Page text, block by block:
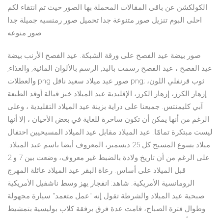
الكولكشن عن باقى المقالات المحملة بها الصور حيث تم انتقاء لكم
احلى البوم تنزيل صور متنوعة جدا تحميل صور رمنسيه جميلة جدا
صور منوعه
صور بيضة عيد الفصح على ورقة الشبكة. عيد الفصح الأرنب بيضة
عيد الفصح ، عيد الفصح رسمت باليد, الرسم بالألوان المائية, والغذاء,
والعطلات png صور عيد ميلاد سعيد ناقل png; ثوب قرنفلي اللون،
إزهار الكرز، إزهار الكرز، الإقليدية عيد الميلاد خبز قبالة أوقد الطبعة
آبي كليمنتس. جميعنا على دراية بزينة عيد الميلاد التقليدية ، وعلى
الرغم من أنها يمكن أن تكون ساحرة للغاية في بعض الأحيان ، إلا أنها
ليست مبتكرة تمامًا. عيد الميلاد مقابل عيد الميلاد المسيحيين احتفال
ميلاد يسوع المسيح كل 25 ديسمبر، المعروف أيضا باسم عيد الميلاد.
على الرغم من أن تاريخ ولادة بالضبط غير معروف، وضعت بين 7 و 2
قبل الميلاد على أساس. رعاة البقر عيد الميلاد عائلة المهرج
الرومانسية الأمريكية. شاهد: انفجار يهز وسط ناشفيل الأمريكية
صبحية عيد الميلاد والشرطة تقول إنه "عمل متعمد" سيارة مجهولة
وطوال فترة الصباح، قامت عدة فرق برفقة كلاب بوليسية بتمشيط